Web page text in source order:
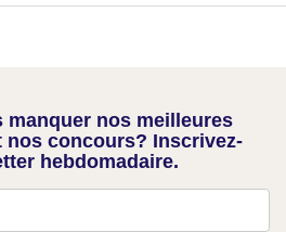
manquer nos meilleures
concours? Inscrivez-
hebdomadaire.